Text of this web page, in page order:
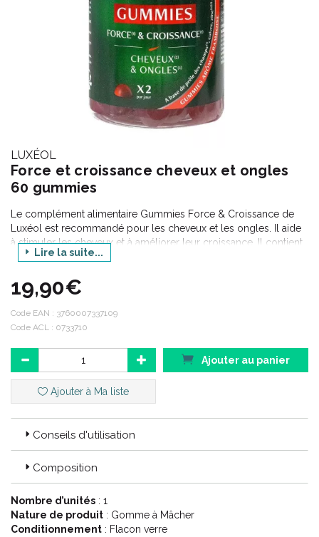
LUXÉOL
Force et croissance cheveux et ongles
60 gummies
Le complément alimentaire Gummies Force & Croissance de
Luxéol est recommandé pour les cheveux et les ongles. Il aide
à stimuler les cheveux et à améliorer leur croissance. Il contient
de la prêle des champs qui contribue à activer la croissance des
et de zinc pour des cheveux et des ongles en bonne santé. Les
gummies ont un goût framboise.
Lire la suite...
19,90€
Code EAN : 3760007337109
Code ACL : 0733710
Ajouter au panier
Ajouter à Ma liste
Conseils d'utilisation
Composition
Nombre d’unités : 1
Nature de produit : Gomme à Mâcher
Conditionnement : Flacon verre